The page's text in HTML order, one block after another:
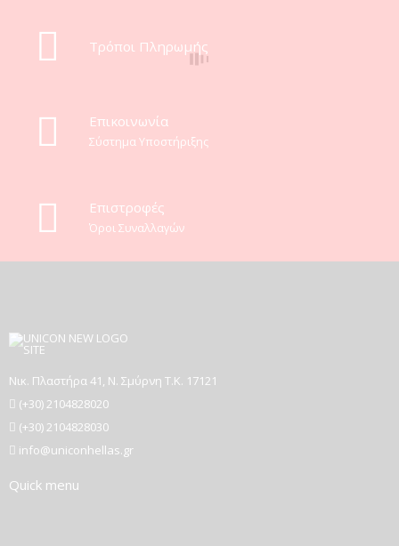
Τρόποι Πληρωμής
Eπικοινωνία
Σύστημα Υποστήριξης
Επιστροφές
Όροι Συναλλαγών
Νικ. Πλαστήρα 41, Ν. Σμύρνη T.K. 17121
(+30) 2104828020
(+30) 2104828030
info@uniconhellas.gr
Quick menu